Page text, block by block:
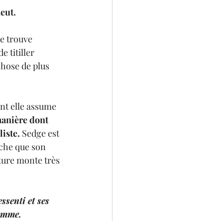
trouve
titiller
de plus
elle assume
dont
Sedge est
que son
monte très
et ses